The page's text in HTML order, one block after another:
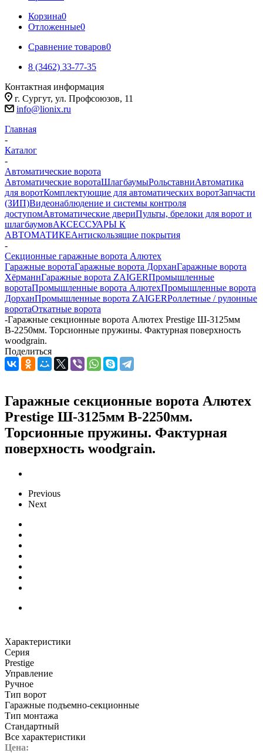
Корзина0
Отложенные0
Сравнение товаров0
8 (3462) 33-77-35
Контактная информация
г. Сургут, ул. Профсоюзов, 11
info@lionix.ru
Главная
-
Каталог
-
Автоматические ворота
Автоматические воротаШлагбаумыРольставниАвтоматика
для воротКомплектующие для автоматических воротЗапчасти
(ЗИП)Видеонаблюдение и системы контроля
доступомАвтоматические двериПульты, брелоки для ворот и
шлагбаумовАКСЕССУАРЫ К
АВТОМАТИКЕАнтискользящие покрытия
-
Секционные гаражные ворота Алютех
Гаражные воротаГаражные ворота ДорханГаражные ворота
ХёрманнГаражные ворота ZAIGERПромышленные
воротаПромышленные ворота АлютехПромышленные ворота
ДорханПромышленные ворота ZAIGERРоллетные / рулонные
воротаОткатные ворота
-Гаражные секционные ворота Алютех Prestige Ш-3125мм
В-2250мм. Торсионные пружины. Фактурная поверхность
woodgrain.
Поделиться
Гаражные секционные ворота Алютех
Prestige Ш-3125мм В-2250мм.
Торсионные пружины. Фактурная
поверхность woodgrain.
Previous
Next
Характеристики
Серия
Prestige
Управление
Ручное
Тип ворот
Гаражные подъемно-секционные
Тип монтажа
Стандартный
Все характеристики
Цена: